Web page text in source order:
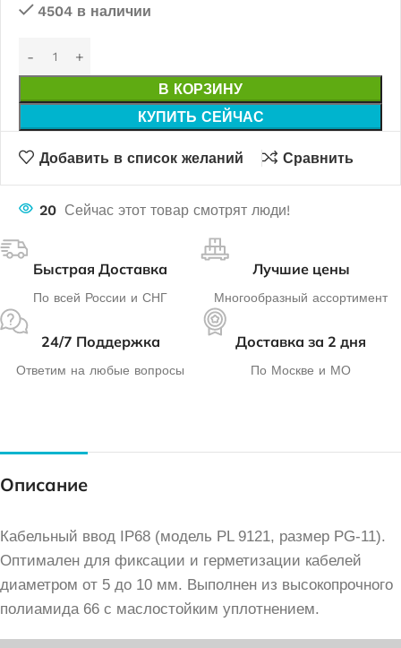
4504 в наличии
В КОРЗИНУ
КУПИТЬ СЕЙЧАС
Добавить в список желаний Сравнить
20 Сейчас этот товар смотрят люди!
Быстрая Доставка
По всей России и СНГ
Лучшие цены
Многообразный ассортимент
24/7 Поддержка
Ответим на любые вопросы
Доставка за 2 дня
По Москве и МО
Описание
Кабельный ввод IP68 (модель PL 9121, размер PG-11).
Оптимален для фиксации и герметизации кабелей
диаметром от 5 до 10 мм. Выполнен из высокопрочного
полиамида 66 с маслостойким уплотнением.